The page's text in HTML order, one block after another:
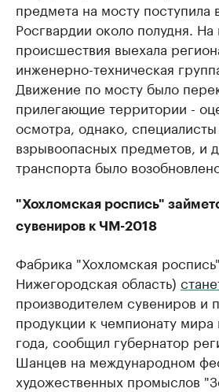
предмета на мосту поступила
Росгвардии около полудня.
происшествия выехала
инженерно-техническая
Движение по мосту было
прилегающие территории -
осмотра, однако,
взрывоопасных предметов, и
транспорта было
"Хохломская роспись"
сувениров к ЧМ-2018
Фабрика "Хохломская
Нижегородская область) ​
производителем сувениров и
продукции к чемпионату мира
года, сообщил ​губернатор
Шанцев на международном
художественных промыслов